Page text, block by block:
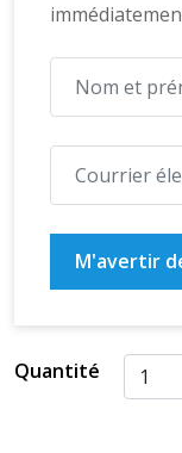
M'avertir
Quantité